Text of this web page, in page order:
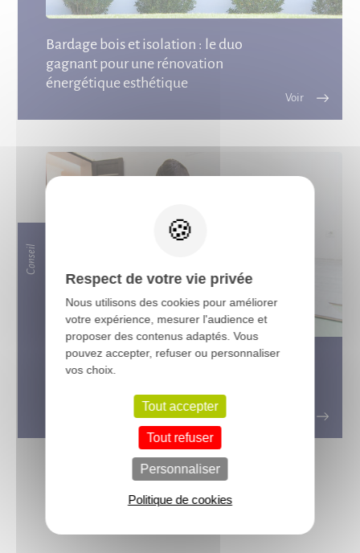
Bardage bois et isolation : le duo
gagnant pour une rénovation
énergétique esthétique
Conseil
Pose de parquet contrecollé :
d’une pose réussie
Voir tous les conseils de l’équipe
Respect de votre vie privée
Nous utilisons des cookies pour améliorer
votre expérience, mesurer l'audience et
proposer des contenus adaptés. Vous
pouvez accepter, refuser ou personnaliser
vos choix.
Tout accepter
Tout refuser
Personnaliser
Politique de cookies